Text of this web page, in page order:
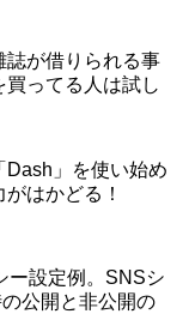
誌が借りられる事
ってる人は試し
Dash」を使い始め
はかどる！
ー設定例。SNSシ
公開と非公開の